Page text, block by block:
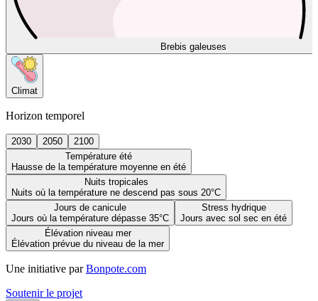
Brebis galeuses
Climat
Horizon temporel
2030 2050
2100
Température été
Hausse de la température moyenne en été
Nuits tropicales
Nuits où la température ne descend pas sous 20°C
Jours de canicule
Jours où la température dépasse 35°C
Stress hydrique
Jours avec sol sec en été
Élévation niveau mer
Élévation prévue du niveau de la mer
Une initiative par Bonpote.com
Soutenir le projet